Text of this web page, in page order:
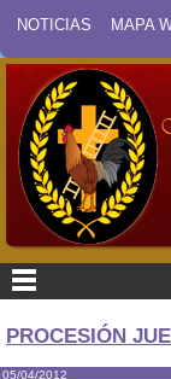
NOTICIAS MAPA
PROCESIÓN
05/04/2012